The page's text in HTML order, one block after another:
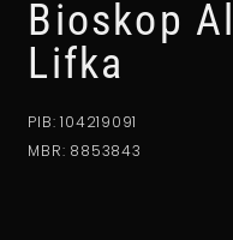
Bioskop
Lifka
PIB: 104219091
MBR: 8853843